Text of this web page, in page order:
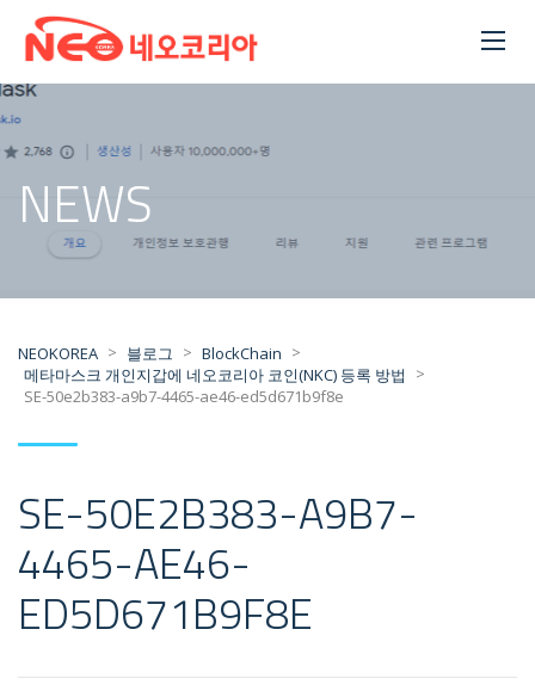
NEWS
NEOKOREA > 블로그 > BlockChain >
메타마스크 개인지갑에 네오코리아 코인(NKC) 등록 방법
>
SE-50e2b383-a9b7-4465-ae46-ed5d671b9f8e
SE-50E2B383-A9B7-
4465-AE46-
ED5D671B9F8E